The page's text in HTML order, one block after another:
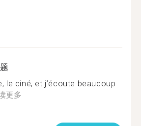
le ciné, et j’écoute beaucoup
更多